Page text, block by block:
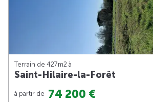
Terrain de 427m2 à
Saint-Hilaire-la-Forêt
à partir de 74 200 €